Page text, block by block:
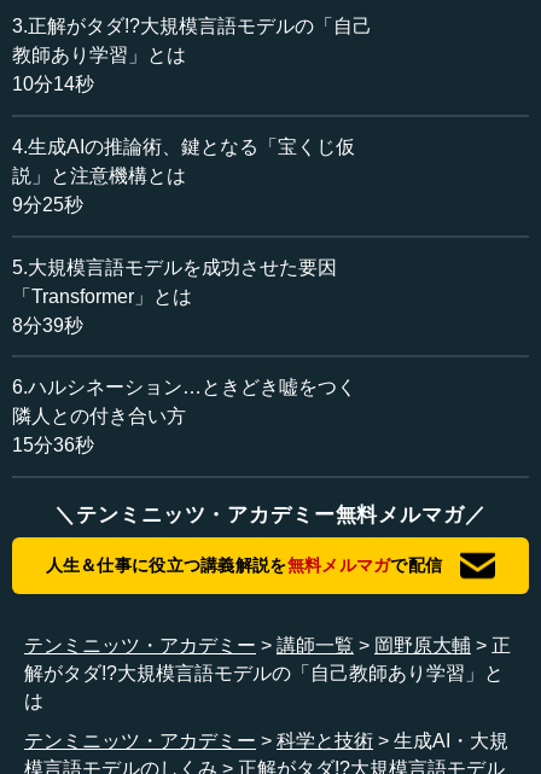
―― そういう話になってくると、ますます、どうやって
そういう能力をいわゆるAIが身につけていくのかというと
ころを、まず知った上でないと判断が難しいと思うのです
が、早速その話に入っていきたいと思います。
まず挙げていただいた言語モデルというところですね。
これはどういうことになりますでしょうか。
岡野原 大規模言語モデルの「言語モデル」という部分に
関して、まず説明させていただきます。
言語モデル（ランゲージモデル）というのは、今の大規
ュータの礎をつくったシャノンという有名な研究者が1940
年代に出したいちばん最初の情報理論の論文にも、その言
語モデルの原型が出ています。
この言語モデルでは、今のような文章を丸ごと生成する
のは難しいので、1単語ずつ順番に生成していきます。まず
最初に、いろいろあり得る単語の候補の中で「私」という
のが出る確率を出すようなモデルを用意します。
例えば、「私」というのはありとあらゆる単語の中で
0.005の確率で出現する（とする）。いちばん出やすいの
は、例えば「東京」とか、もっと別の単語かもしれないで
すけれど、たまたまサイコロを振ったら「私」が出る確率
が0.005と設定します。次に、「私」の次に何の単語が出や
3.正解がタダ!?大規模言語モデルの「自己
教師あり学習」とは
10分14秒
4.生成AIの推論術、鍵となる「宝くじ仮
説」と注意機構とは
9分25秒
5.大規模言語モデルを成功させた要因
「Transformer」とは
8分39秒
6.ハルシネーション…ときどき嘘をつく
隣人との付き合い方
15分36秒
＼テンミニッツ・アカデミー無料メルマガ／
人生＆仕事に役立つ講義解説を無料メルマガで配信
テンミニッツ・アカデミー 講師一覧 岡野原大輔
正
解がタダ!?大規模言語モデルの「自己教師あり学習」と
は
テンミニッツ・アカデミー
科学と技術
生成AI・大規
模言語モデルのしくみ
正解がタダ!?大規模言語モデル